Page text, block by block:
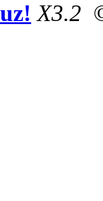
X3.2